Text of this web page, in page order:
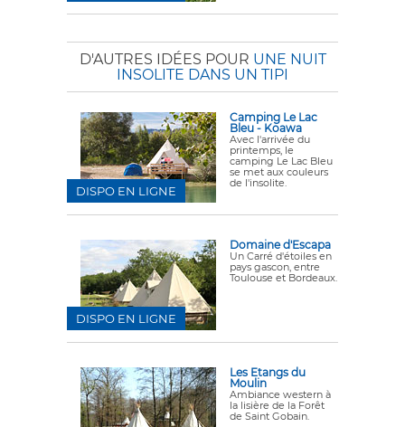
D'AUTRES IDÉES POUR UNE NUIT
INSOLITE DANS UN TIPI
Camping Le Lac
Bleu - Koawa
Avec l'arrivée du
printemps, le
camping Le Lac Bleu
se met aux couleurs
de l'insolite.
DISPO EN LIGNE
Domaine d'Escapa
Un Carré d'étoiles en
pays gascon, entre
Toulouse et Bordeaux.
DISPO EN LIGNE
Les Etangs du
Moulin
Ambiance western à
la lisière de la Forêt
de Saint Gobain.